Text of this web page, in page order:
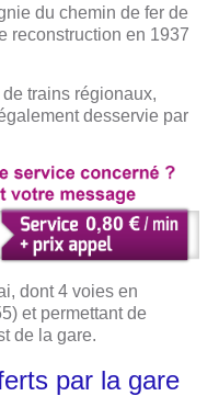
du chemin de fer de
reconstruction en 1937
trains régionaux,
desservie par
dont 4 voies en
et permettant de
de la gare.
par la gare